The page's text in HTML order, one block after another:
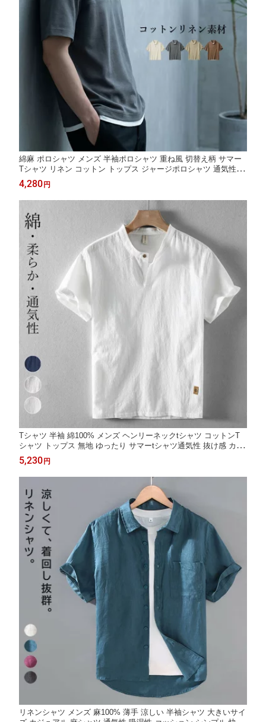
綿麻 ポロシャツ メンズ 半袖ポロシャツ 重ね風 切替え柄 サマー
Tシャツ リネン コットン トップス ジャージポロシャツ 通気性 薄
手 ゆったり 涼しい 接触冷感 夏 おしゃれ カジュアルTシャツ ゴ
ルフウェア 大人 上着 夏服 シンプルコーデ 父の日
4,280 円
Tシャツ 半袖 綿100% メンズ ヘンリーネックtシャツ コットンT
シャツ トップス 無地 ゆったり サマーtシャツ通気性 抜け感 カジ
ュアル 薄手 涼しい 快適 やわらか おしゃれ 大人 M-5XL 大きいサ
イズ ホワイト グレー ネイビー 夏 夏服
5,230 円
リネンシャツ メンズ 麻100% 薄手 涼しい 半袖シャツ 大きいサイ